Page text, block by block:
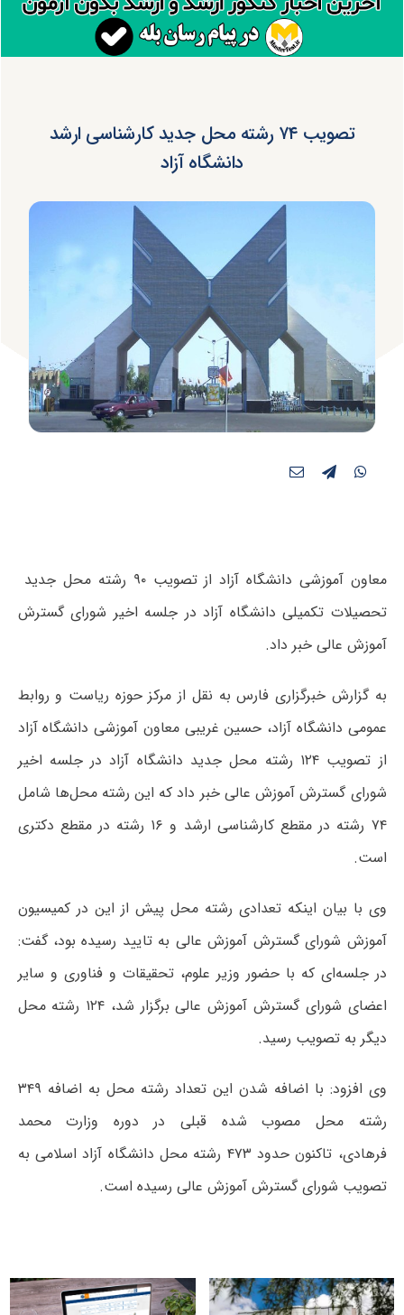
تصویب ۷۴ رشته محل جدید کارشناسی ارشد
دانشگاه آزاد
معاون آموزشی دانشگاه آزاد از تصویب ۹۰ رشته محل جدید
تحصیلات تکمیلی دانشگاه آزاد در جلسه اخیر شورای گسترش
آموزش عالی خبر داد.
به گزارش خبرگزاری فارس به نقل از مرکز حوزه ریاست و روابط
عمومی دانشگاه آزاد، حسین غریبی معاون آموزشی دانشگاه آزاد
از تصویب ۱۲۴ رشته محل جدید دانشگاه آزاد در جلسه اخیر
شورای گسترش آموزش عالی خبر داد که این رشته محل‌ها شامل
۷۴ رشته در مقطع کارشناسی ارشد و ۱۶ رشته در مقطع دکتری
است.
وی با بیان اینکه تعدادی رشته‌ محل پیش از این در کمیسیون
آموزش شورای گسترش آموزش عالی به تایید رسیده بود، گفت:
در جلسه‌ای که با حضور وزیر علوم، تحقیقات و فناوری و سایر
اعضای شورای گسترش آموزش عالی برگزار شد، ۱۲۴ رشته محل
دیگر به تصویب رسید.
وی افزود: با اضافه شدن این تعداد رشته محل به اضافه ۳۴۹
رشته محل مصوب شده قبلی در دوره وزارت محمد
فرهادی، تاکنون حدود ۴۷۳ رشته محل دانشگاه آزاد اسلامی به
تصویب شورای گسترش آموزش عالی رسیده است.